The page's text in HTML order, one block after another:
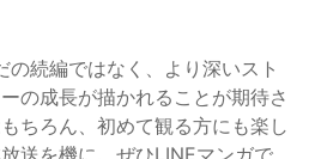
の続編ではなく、より深いスト
の成長が描かれることが期待さ
ちろん、初めて観る方にも楽し
送を機に、ぜひLINEマンガで